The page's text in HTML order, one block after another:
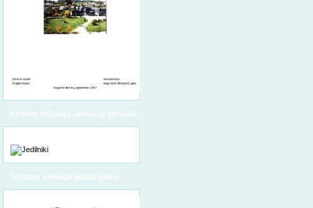
Kodeks etičnega ravnanja odraslih
Turizmu pomaga lastna glava